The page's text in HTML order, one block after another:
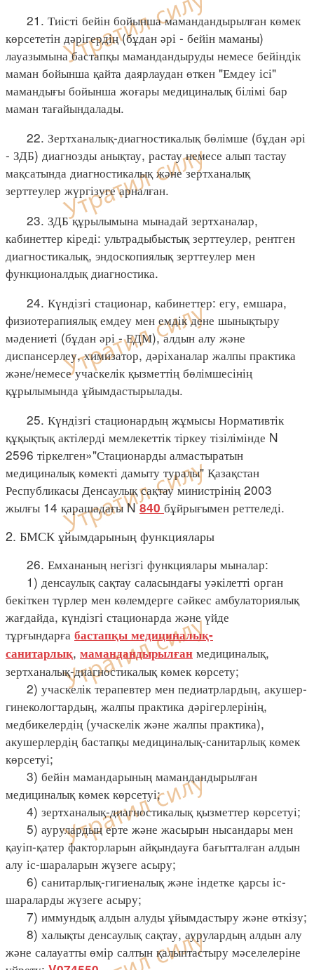
21. Тиісті бейін бойынша мамандандырылған көмек
көрсететін дәрігердің (бұдан әрі - бейін маманы)
лауазымына бастапқы мамандандыруды немесе бейіндік
маман бойынша қайта даярлаудан өткен "Емдеу ісі"
мамандығы бойынша жоғары медициналық білімі бар
маман тағайындалады.
22. Зертханалық-диагностикалық бөлімше (бұдан әрі
- ЗДБ) диагнозды анықтау, растау немесе алып тастау
мақсатында диагностикалық және зертханалық
зерттеулер жүргізуге арналған.
23. ЗДБ құрылымына мынадай зертханалар,
кабинеттер кіреді: ультрадыбыстық зерттеулер, рентген
диагностикалық, эндоскопиялық зерттеулер мен
функционалдық диагностика.
24. Күндізгі стационар, кабинеттер: егу, емшара,
физиотерапиялық емдеу мен емдік дене шынықтыру
мәдениеті (бұдан әрі - ЕДМ), алдын алу және
диспансерлеу, химизатор, дәріханалар жалпы практика
және/немесе учаскелік қызметтің бөлімшесінің
құрылымында ұйымдастырылады.
25. Күндізгі стационардың жұмысы Нормативтік
құқықтық актілерді мемлекеттік тіркеу тізілімінде N
2596 тіркелген»"Стационарды алмастыратын
медициналық көмекті дамыту туралы" Қазақстан
Республикасы Денсаулық сақтау министрінің 2003
жылғы 14 қарашадағы N840 бұйрығымен реттеледі.
2. БМСК ұйымдарының функциялары
26. Емхананың негізгі функциялары мыналар:
1) денсаулық сақтау саласындағы уәкілетті орган
бекіткен түрлер мен көлемдерге сәйкес амбулаториялық
жағдайда, күндізгі стационарда және үйде
тұрғындарға бастапқы медициналық-
санитарлық, мамандандырылған медициналық,
зертханалық-диагностикалық көмек көрсету;
2) учаскелік терапевтер мен педиатрлардың, акушер-
гинекологтардың, жалпы практика дәрігерлерінің,
медбикелердің (учаскелік және жалпы практика),
акушерлердің бастапқы медициналық-санитарлық көмек
көрсетуі;
3) бейін мамандарының мамандандырылған
медициналық көмек көрсетуі;
4) зертханалық-диагностикалық қызметтер көрсетуі;
5) аурулардың ерте және жасырын нысандары мен
қауіп-қатер факторларын айқындауға бағытталған алдын
алу іс-шараларын жүзеге асыру;
6) санитарлық-гигиеналық және індетке қарсы іс-
шараларды жүзеге асыру;
7) иммундық алдын алуды ұйымдастыру және өткізу;
8) халықты денсаулық сақтау, аурулардың алдын алу
және салауатты өмір салтын қалыптастыру мәселелеріне